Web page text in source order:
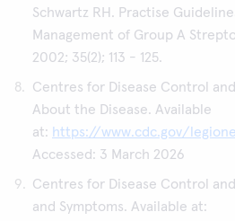
Schwartz RH. Practise
Management of Group A
2002; 35(2); 113 - 125.
Centres for Disease Control
About the Disease. Available
at: https://www.cdc.gov/
Accessed: 3 March 2026
Centres for Disease Control
and Symptoms. Available at: